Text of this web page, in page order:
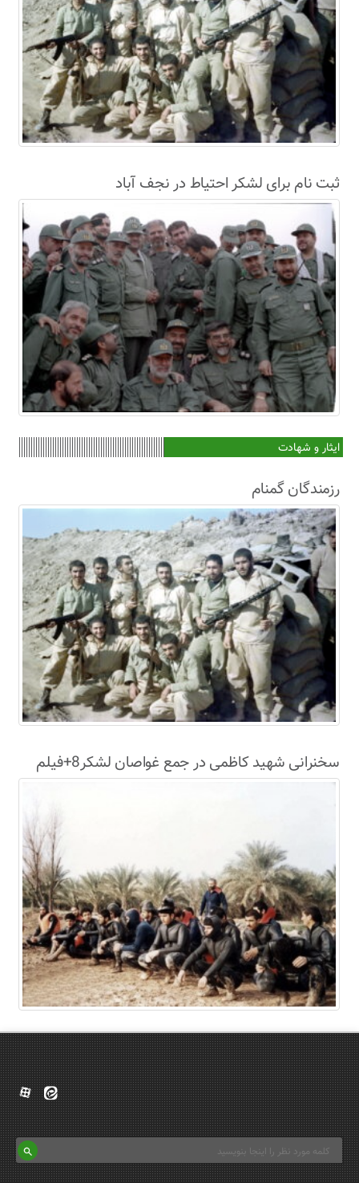
ثبت نام برای لشکر احتیاط در نجف آباد
ایثار و شهادت
رزمندگان گمنام
سخنرانی شهید کاظمی در جمع غواصان لشکر8+فیلم